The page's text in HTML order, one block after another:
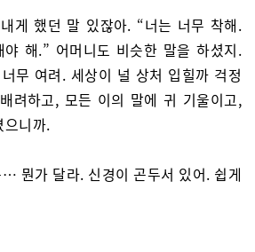
게 했던 말 있잖아. “너는 너무 착해.
야 해.” 어머니도 비슷한 말을 하셨지.
무 여려. 세상이 널 상처 입힐까 걱정
려하고, 모든 이의 말에 귀 기울이고,
으니까.
뭔가 달라. 신경이 곤두서 있어. 쉽게